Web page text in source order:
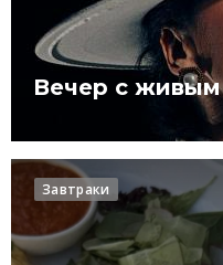
Вечер с
Завтраки